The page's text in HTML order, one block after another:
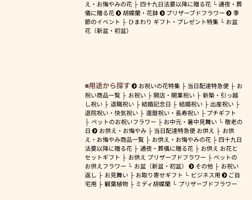
え・お悔やみの花
四十九日法要以降に贈る花
通夜・葬
儀に贈る花
胡蝶蘭・花鉢 プリザーブドフラワー
季
節のイベント
ひまわり ギフト・プレゼント特集
お盆
花（新盆・初盆）
用途から探す お祝いの花特集 当日配達特急便
お
祝い商品一覧
お祝い 開店・開業祝い
新築・引っ越
し祝い
退職祝い 結婚記念日 結婚祝い
出産祝い
退院祝い・快気祝い
還暦祝い・長寿祝い
プチギフト
ペットのお祝いフラワー
お中元・暑中見舞い
敬老の
日
お供え・お悔やみ 当日配達特急便 お供え
お供
え・お悔やみ商品一覧
お供え・お悔やみの花
四十九日
法要以降に贈る花
通夜・葬儀に贈る花
お供え お花と
セットギフト
お供え プリザーブドフラワー
ペットの
お供えフラワー
お盆（新盆・初盆） その他
お祝い
返し
お見舞い お取り寄せギフト ビジネス用
ご自
宅用
観葉植物 ミディ胡蝶蘭 プリザーブドフラワー